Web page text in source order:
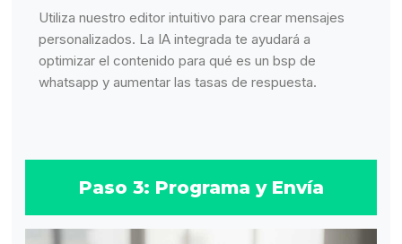
Utiliza nuestro editor intuitivo para crear mensajes
personalizados. La IA integrada te ayudará a
optimizar el contenido para qué es un bsp de
whatsapp y aumentar las tasas de respuesta.
Paso 3: Programa y Envía